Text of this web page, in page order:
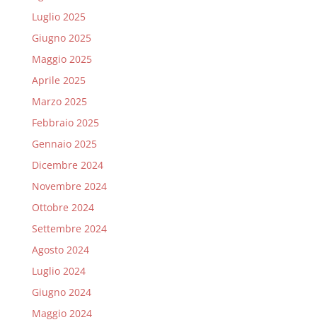
Luglio 2025
Giugno 2025
Maggio 2025
Aprile 2025
Marzo 2025
Febbraio 2025
Gennaio 2025
Dicembre 2024
Novembre 2024
Ottobre 2024
Settembre 2024
Agosto 2024
Luglio 2024
Giugno 2024
Maggio 2024